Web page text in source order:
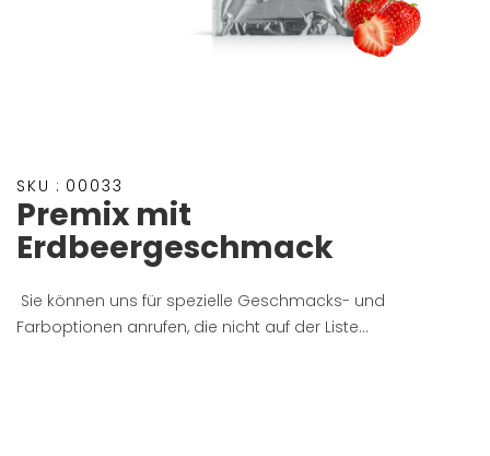
SKU : 00033
Premix mit
Erdbeergeschmack
Sie können uns für spezielle Geschmacks- und
Farboptionen anrufen, die nicht auf der Liste...